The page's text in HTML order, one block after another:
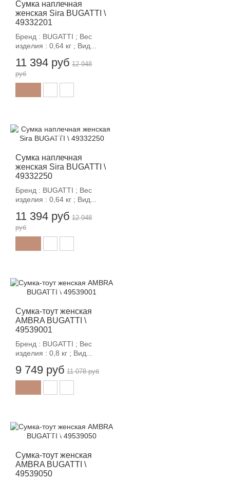
Сумка наплечная
женская Sira BUGATTI \
49332201
Бренд : BUGATTI ; Вес
изделия : 0,64 кг ; Вид...
11 394 руб 12 948
руб
Сумка наплечная
женская Sira BUGATTI \
49332250
Бренд : BUGATTI ; Вес
изделия : 0,64 кг ; Вид...
11 394 руб
-12%
12 948
руб
Сумка-тоут женская
AMBRA BUGATTI \
49539001
Бренд : BUGATTI ; Вес
изделия : 0,8 кг ; Вид...
9 749 руб
-12%
11 078 руб
Сумка-тоут женская
AMBRA BUGATTI \
49539050
-12%